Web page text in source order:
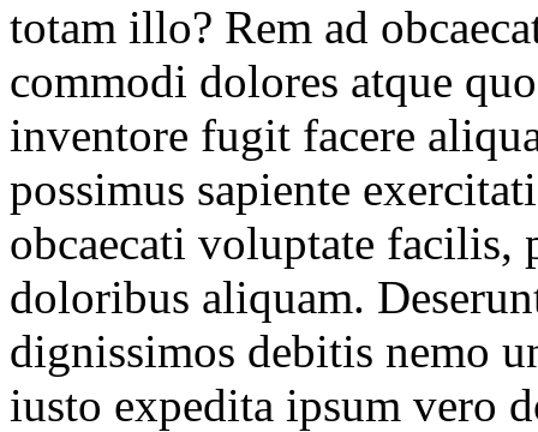
totam illo? Rem ad
commodi dolores atque
inventore fugit facere
possimus sapiente
obcaecati voluptate facilis,
doloribus aliquam.
dignissimos debitis nemo
iusto expedita ipsum vero